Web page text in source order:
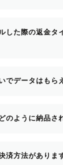
した際の返金タ
でデータはもら
のように納品さ
済方法がありま